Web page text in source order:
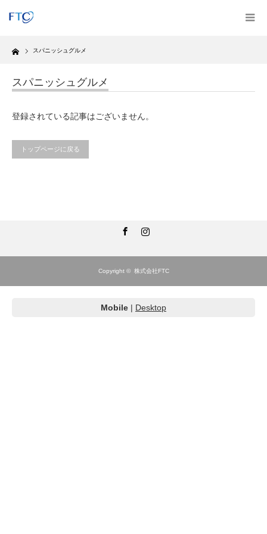
Home スパニッシュグルメ
スパニッシュグルメ
登録されている記事はございません。
トップページに戻る
Copyright © 株式会社FTC
Mobile | Desktop